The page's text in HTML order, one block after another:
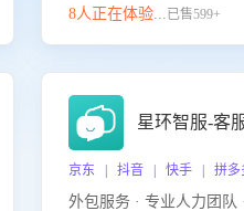
8人正在体验...已售599+
星环智服-客
京东 | 抖音 | 快手 | 拼多
外包服务 · 专业人力团队